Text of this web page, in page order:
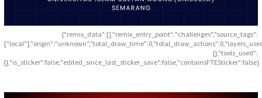
{"remix_data":[],"remix_entry_point":"challenges","source_tags":
{},"tools_used":
{},"is_sticker":false,"edited_since_last_sticker_save":false,"containsFTESticker":false}